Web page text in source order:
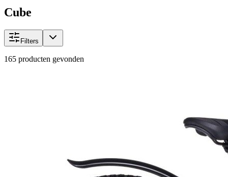
Cube
Filters
165 producten gevonden